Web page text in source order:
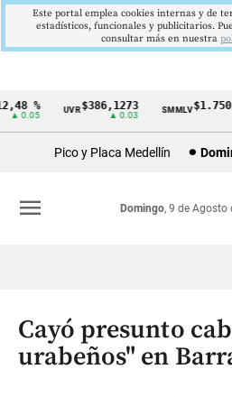
Cintillo
Colombia
%
0.05
UVR$386,1273
▲ 0.03
SMMLV
Pico y Placa Medellín
Domingo, 9 de Agosto
menu
Cayó presunto
urabeños" en
Este portal emplea cookies internas y de
estadísticos, funcionales y publicitarios.
consultar más en nuestra